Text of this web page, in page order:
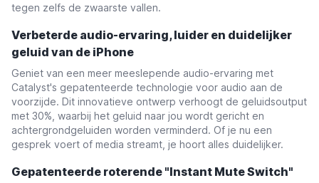
tegen zelfs de zwaarste vallen.
Verbeterde audio-ervaring, luider en duidelijker
geluid van de iPhone
Geniet van een meer meeslepende audio-ervaring met
Catalyst's gepatenteerde technologie voor audio aan de
voorzijde. Dit innovatieve ontwerp verhoogt de geluidsoutput
met 30%, waarbij het geluid naar jou wordt gericht en
achtergrondgeluiden worden verminderd. Of je nu een
gesprek voert of media streamt, je hoort alles duidelijker.
Gepatenteerde roterende "Instant Mute Switch"